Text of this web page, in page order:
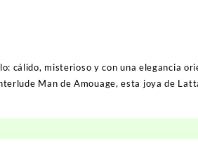
cálido, misterioso y con una elegancia
Man de Amouage, esta joya de